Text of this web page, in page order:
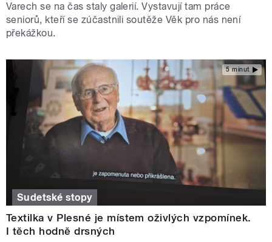
Varech se na čas staly galerií. Vystavují tam práce
seniorů, kteří se zúčastnili soutěže Věk pro nás není
překážkou.
5 minut
Sudetské stopy
Textilka v Plesné je místem oživlých vzpomínek.
I těch hodně drsných